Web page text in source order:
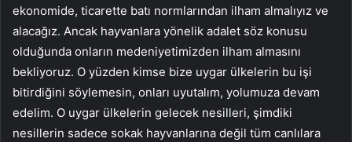
ekonomide, ticarette batı normlarından ilham almalıyız ve
alacağız. Ancak hayvanlara yönelik adalet söz konusu
olduğunda onların medeniyetimizden ilham almasını
bekliyoruz. O yüzden kimse bize uygar ülkelerin bu işi
bitirdiğini söylemesin, onları uyutalım, yolumuza devam
edelim. O uygar ülkelerin gelecek nesilleri, şimdiki
nesillerin sadece sokak hayvanlarına değil tüm canlılara